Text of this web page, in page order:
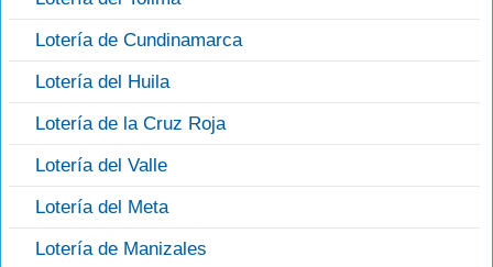
Lotería de Cundinamarca
Lotería del Huila
Lotería de la Cruz Roja
Lotería del Valle
Lotería del Meta
Lotería de Manizales